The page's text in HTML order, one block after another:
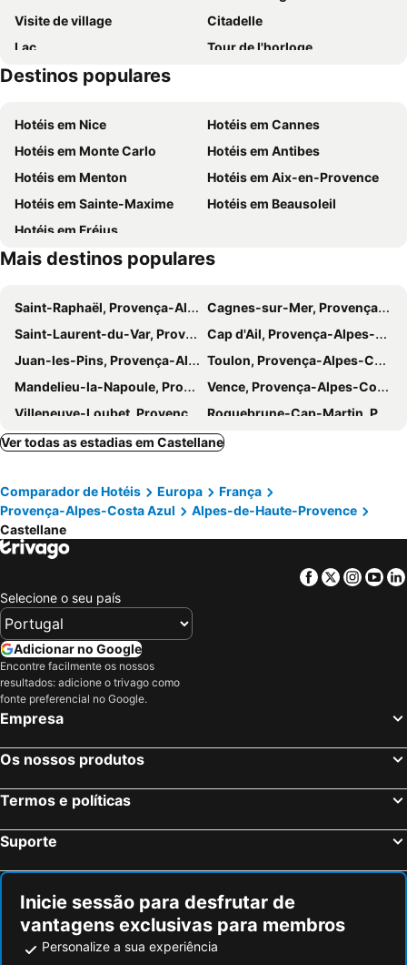
Visite de village
Citadelle
Lac
Tour de l'horloge
Grottes De St-Cézaire
Lac de Saint Cassien
Bocca Nord
Corso de la Lavande
Bocca Sud
Royal Mougins Golf Club
Amphithéâtre De Fréjus
Destinos populares
Hotéis em Nice
Hotéis em Cannes
Hotéis em Monte Carlo
Hotéis em Antibes
Hotéis em Menton
Hotéis em Aix-en-Provence
Hotéis em Sainte-Maxime
Hotéis em Beausoleil
Hotéis em Fréjus
Mais destinos populares
Saint-Raphaël, Provença-Alpes-Costa Azul Hotéis
Cagnes-sur-Mer, Provença-Alpes-Costa Azul Hotéis
Saint-Laurent-du-Var, Provença-Alpes-Costa Azul Hotéis
Cap d'Ail, Provença-Alpes-Costa Azul Hotéis
Juan-les-Pins, Provença-Alpes-Costa Azul Hotéis
Toulon, Provença-Alpes-Costa Azul Hotéis
Mandelieu-la-Napoule, Provença-Alpes-Costa Azul Hotéis
Vence, Provença-Alpes-Costa Azul Hotéis
Villeneuve-Loubet, Provença-Alpes-Costa Azul Hotéis
Roquebrune-Cap-Martin, Provença-Alpes-Costa Azul Hotéis
Biot, Provença-Alpes-Costa Azul Hotéis
Hyères, Provença-Alpes-Costa Azul Hotéis
Gap, Provença-Alpes-Costa Azul Hotéis
Grimaud, Provença-Alpes-Costa Azul Hotéis
Le Lavandou, Provença-Alpes-Costa Azul Hotéis
Apt, Provença-Alpes-Costa Azul Hotéis
Mougins, Provença-Alpes-Costa Azul Hotéis
Marselha, Provença-Alpes-Costa Azul Hotéis
Cannes, Provença-Alpes-Costa Azul Hotéis
Aix-en-Provence, Provença-Alpes-Costa Azul Hotéis
Fréjus, Provença-Alpes-Costa Azul Hotéis
Paris, França Hotéis
Estrasburgo, Alsácia Hotéis
Montévrain, França Hotéis
Colmar, Alsácia Hotéis
Ver todas as estadias em Castellane
Comparador de Hotéis Europa
França
Provença-Alpes-Costa Azul
Alpes-de-Haute-Provence
Castellane
Facebook
Twitter
Selecione o seu país
Adicionar no Google
Encontre facilmente os nossos
resultados: adicione o trivago como
fonte preferencial no Google.
Empresa
Os nossos produtos
Termos e políticas
Suporte
Inicie sessão para desfrutar de
vantagens exclusivas para membros
Personalize a sua experiência